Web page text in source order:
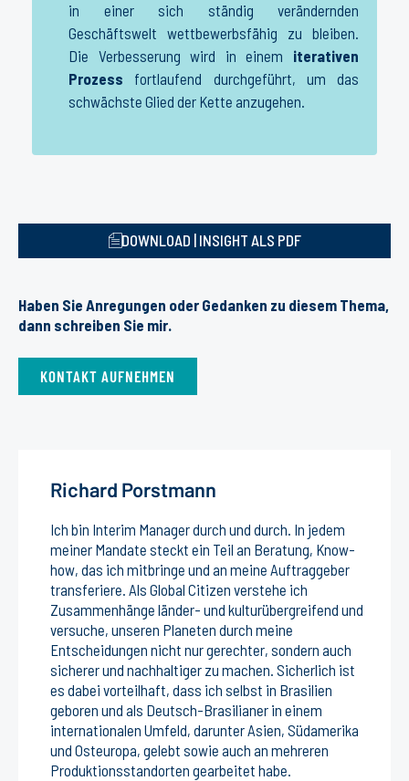
in einer sich ständig verändernden
Geschäftswelt wettbewerbsfähig zu bleiben.
Die Verbesserung wird in einem iterativen
Prozess fortlaufend durchgeführt, um das
schwächste Glied der Kette anzugehen.
DOWNLOAD | INSIGHT ALS PDF
Haben Sie Anregungen oder Gedanken zu diesem Thema,
dann schreiben Sie mir.
KONTAKT AUFNEHMEN
Richard Porstmann
Ich bin Interim Manager durch und durch. In jedem
meiner Mandate steckt ein Teil an Beratung, Know-
how, das ich mitbringe und an meine Auftraggeber
transferiere. Als Global Citizen verstehe ich
Zusammenhänge länder- und kulturübergreifend und
versuche, unseren Planeten durch meine
Entscheidungen nicht nur gerechter, sondern auch
sicherer und nachhaltiger zu machen. Sicherlich ist
es dabei vorteilhaft, dass ich selbst in Brasilien
geboren und als Deutsch-Brasilianer in einem
internationalen Umfeld, darunter Asien, Südamerika
und Osteuropa, gelebt sowie auch an mehreren
Produktionsstandorten gearbeitet habe.